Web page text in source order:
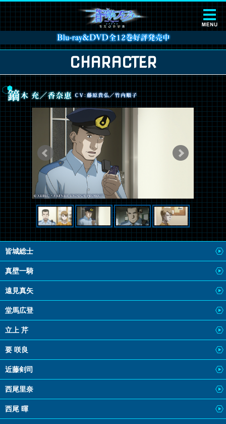
CHARACTER
皆城総士
真壁一騎
遠見真矢
堂馬広登
立上 芹
要 咲良
近藤剣司
西尾里奈
西尾 暉